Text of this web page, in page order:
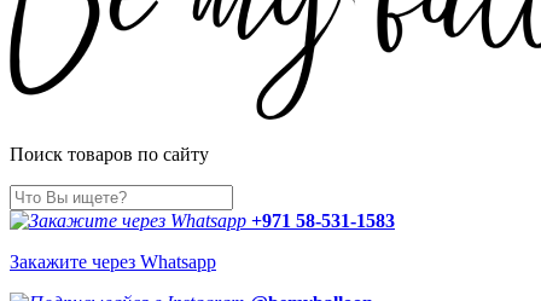
Поиск товаров по сайту
+971 58-531-1583
Закажите через Whatsapp